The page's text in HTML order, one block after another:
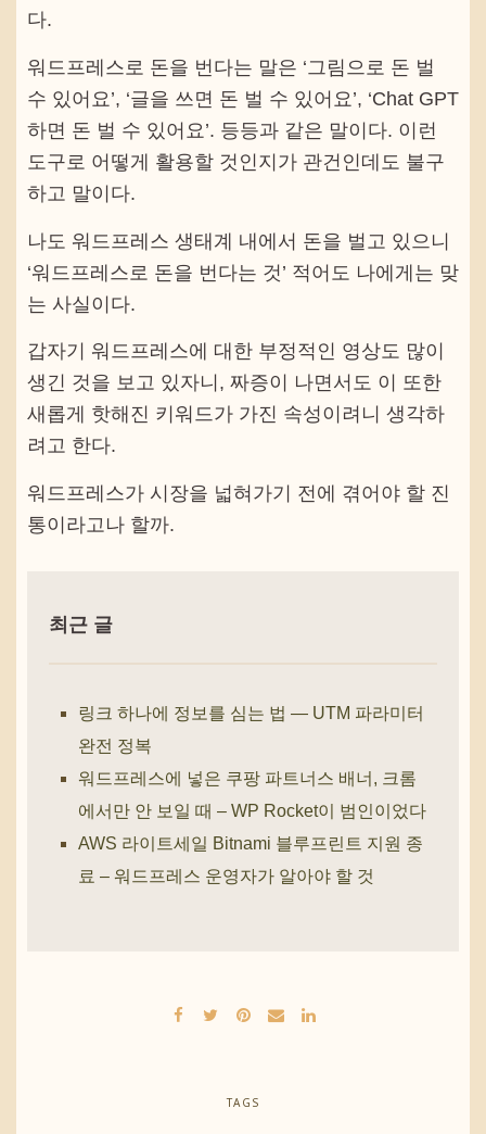
다.
워드프레스로 돈을 번다는 말은 ‘그림으로 돈 벌
수 있어요’, ‘글을 쓰면 돈 벌 수 있어요’, ‘Chat GPT
하면 돈 벌 수 있어요’. 등등과 같은 말이다. 이런
도구로 어떻게 활용할 것인지가 관건인데도 불구
하고 말이다.
나도 워드프레스 생태계 내에서 돈을 벌고 있으니
‘워드프레스로 돈을 번다는 것’ 적어도 나에게는 맞
는 사실이다.
갑자기 워드프레스에 대한 부정적인 영상도 많이
생긴 것을 보고 있자니, 짜증이 나면서도 이 또한
새롭게 핫해진 키워드가 가진 속성이려니 생각하
려고 한다.
워드프레스가 시장을 넓혀가기 전에 겪어야 할 진
통이라고나 할까.
최근 글
링크 하나에 정보를 심는 법 — UTM 파라미터
완전 정복
워드프레스에 넣은 쿠팡 파트너스 배너, 크롬
에서만 안 보일 때 – WP Rocket이 범인이었다
AWS 라이트세일 Bitnami 블루프린트 지원 종
료 – 워드프레스 운영자가 알아야 할 것
TAGS